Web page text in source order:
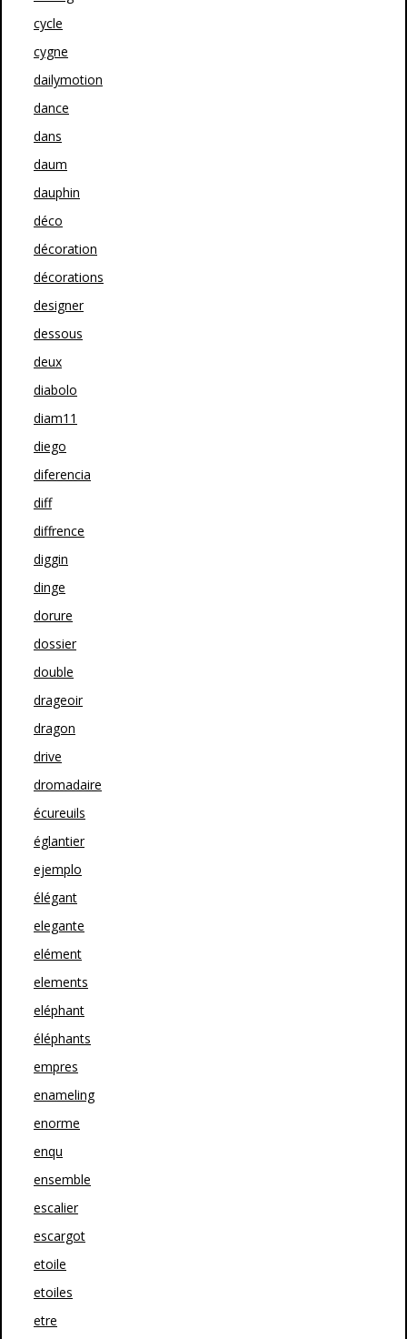
cycle
cygne
dailymotion
dance
dans
daum
dauphin
déco
décoration
décorations
designer
dessous
deux
diabolo
diam11
diego
diferencia
diff
diffrence
diggin
dinge
dorure
dossier
double
drageoir
dragon
drive
dromadaire
écureuils
églantier
ejemplo
élégant
elegante
elément
elements
eléphant
éléphants
empres
enameling
enorme
enqu
ensemble
escalier
escargot
etoile
etoiles
etre